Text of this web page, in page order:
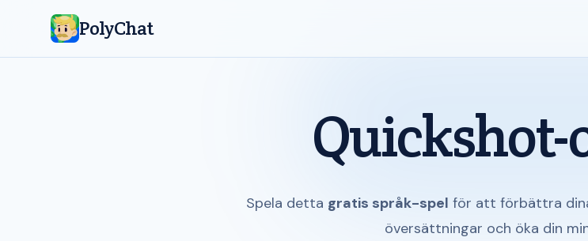
PolyChat
Spela detta gratis språk-spel för att förbättra
översättningar och öka din